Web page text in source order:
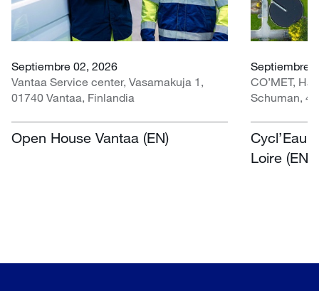
Septiembre 02, 2026
Vantaa Service center, Vasamakuja 1,
01740 Vantaa, Finlandia
Open House Vantaa (EN)
Septiembre
CO’MET,
Schuman,
Cycl’Eau
Loire (EN)